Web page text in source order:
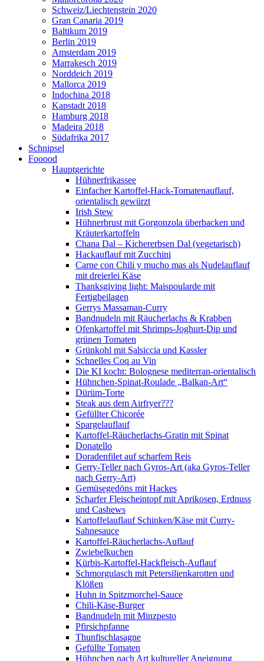
Schweiz/Liechtenstein 2020
Gran Canaria 2019
Baltikum 2019
Berlin 2019
Amsterdam 2019
Marrakesch 2019
Norddeich 2019
Mallorca 2019
Indochina 2018
Kapstadt 2018
Hamburg 2018
Madeira 2018
Südafrika 2017
Schnipsel
Fooood
Hauptgerichte
Hühnerfrikassee
Einfacher Kartoffel-Hack-Tomatenauflauf,
orientalisch gewürzt
Irish Stew
Hühnerbrust mit Gorgonzola überbacken und
Kräuterkartoffeln
Chana Dal – Kichererbsen Dal (vegetarisch)
Hackauflauf mit Zucchini
Carne con Chili y mucho mas als Nudelauflauf
mit dreierlei Käse
Thanksgiving light: Maispoularde mit
Fertigbeilagen
Gerrys Massaman-Curry
Bandnudeln mit Räucherlachs & Krabben
Ofenkartoffel mit Shrimps-Joghurt-Dip und
grünen Tomaten
Grünkohl mit Salsiccia und Kassler
Schnelles Coq au Vin
Die KI kocht: Bolognese mediterran-orientalisch
Hühnchen-Spinat-Roulade „Balkan-Art“
Dürüm-Torte
Steak aus dem Airfryer???
Gefüllter Chicorée
Spargelauflauf
Kartoffel-Räucherlachs-Gratin mit Spinat
Donatello
Doradenfilet auf scharfem Reis
Gerry-Teller nach Gyros-Art (aka Gyros-Teller
nach Gerry-Art)
Gemüsegedöns mit Hackes
Scharfer Fleischeintopf mit Aprikosen, Erdnuss
und Cashews
Kartoffelauflauf Schinken/Käse mit Curry-
Sahnesauce
Kartoffel-Räucherlachs-Auflauf
Zwiebelkuchen
Kürbis-Kartoffel-Hackfleisch-Auflauf
Schmorgulasch mit Petersilienkarotten und
Klößen
Huhn in Spitzmorchel-Sauce
Chili-Käse-Burger
Bandnudeln mit Minzpesto
Pfirsichpfanne
Thunfischlasagne
Gefüllte Tomaten
Hühnchen nach Art kultureller Aneignung